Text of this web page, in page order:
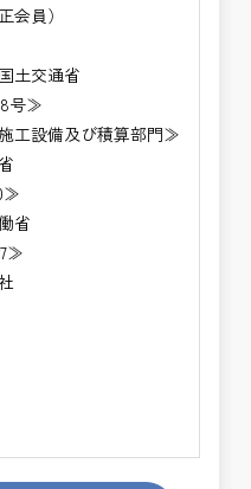
員）
土交通省
号≫
設備及び積算部門≫
省